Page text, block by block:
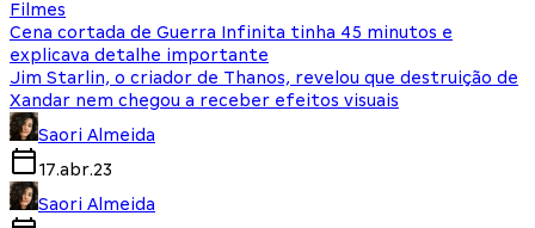
Filmes
Cena cortada de Guerra Infinita tinha 45 minutos e
explicava detalhe importante
Jim Starlin, o criador de Thanos, revelou que destruição de
Xandar nem chegou a receber efeitos visuais
Saori Almeida
17.abr.23
Saori Almeida